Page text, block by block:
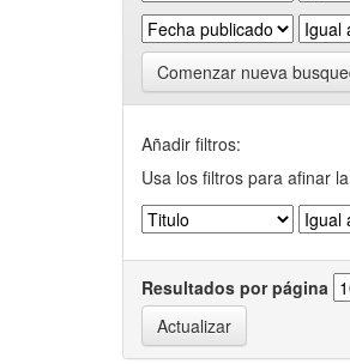
Comenzar nueva
Añadir filtros:
Usa los filtros para afinar
Resultados por página